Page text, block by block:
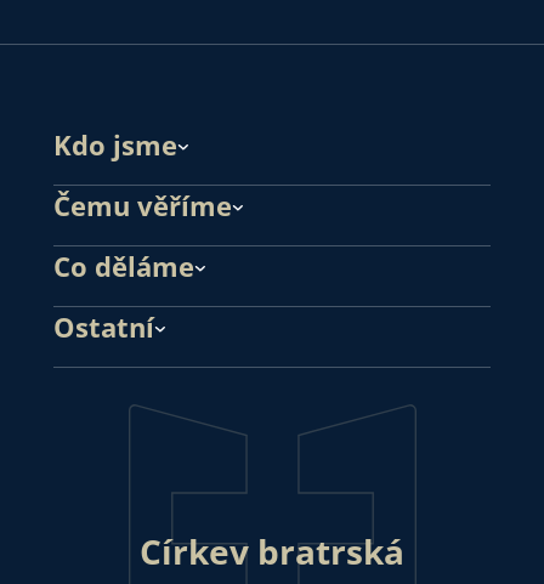
Kdo jsme
Čemu věříme
Co děláme
Ostatní
Církev bratrská